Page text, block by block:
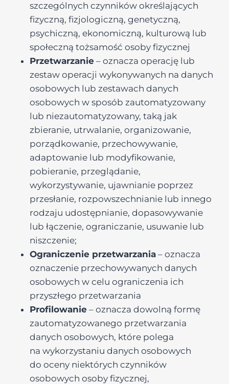
szczególnych czynników określających
fizyczną, fizjologiczną, genetyczną,
psychiczną, ekonomiczną, kulturową lub
społeczną tożsamość osoby fizycznej
Przetwarzanie – oznacza operację lub
zestaw operacji wykonywanych na danych
osobowych lub zestawach danych
osobowych w sposób zautomatyzowany
lub niezautomatyzowany, taką jak
zbieranie, utrwalanie, organizowanie,
porządkowanie, przechowywanie,
adaptowanie lub modyfikowanie,
pobieranie, przeglądanie,
wykorzystywanie, ujawnianie poprzez
przesłanie, rozpowszechnianie lub innego
rodzaju udostępnianie, dopasowywanie
lub łączenie, ograniczanie, usuwanie lub
niszczenie;
Ograniczenie przetwarzania – oznacza
oznaczenie przechowywanych danych
osobowych w celu ograniczenia ich
przyszłego przetwarzania
Profilowanie – oznacza dowolną formę
zautomatyzowanego przetwarzania
danych osobowych, które polega
na wykorzystaniu danych osobowych
do oceny niektórych czynników
osobowych osoby fizycznej,